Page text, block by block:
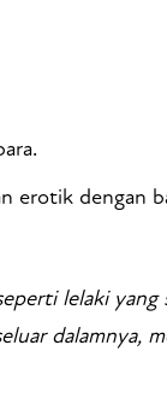
erotik dengan
lelaki
dalamnya,